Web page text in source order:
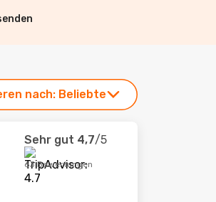
nach: Beliebte
Sehr gut 4,7/5
63 Bewertungen